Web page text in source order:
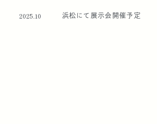
2025.10 浜松にて展示会開催予定